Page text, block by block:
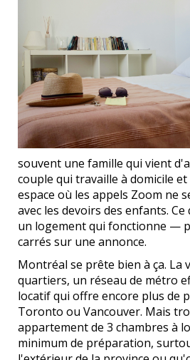
souvent une famille qui vient
couple qui travaille à domicile
espace où les appels Zoom ne
avec les devoirs des enfants.
un logement qui fonctionne —
carrés sur une annonce.
Montréal se prête bien à ça. La
quartiers, un réseau de métro
locatif qui offre encore plus de
Toronto ou Vancouver. Mais
appartement de 3 chambres à
minimum de préparation,